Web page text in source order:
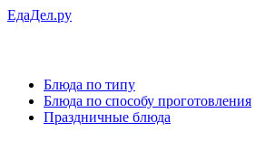
ЕдаДел.ру
Блюда по типу
Блюда по способу проготовления
Праздничные блюда